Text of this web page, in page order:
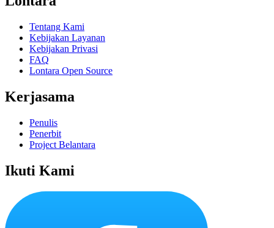
Tentang Kami
Kebijakan Layanan
Kebijakan Privasi
FAQ
Lontara Open Source
Kerjasama
Penulis
Penerbit
Project Belantara
Ikuti Kami